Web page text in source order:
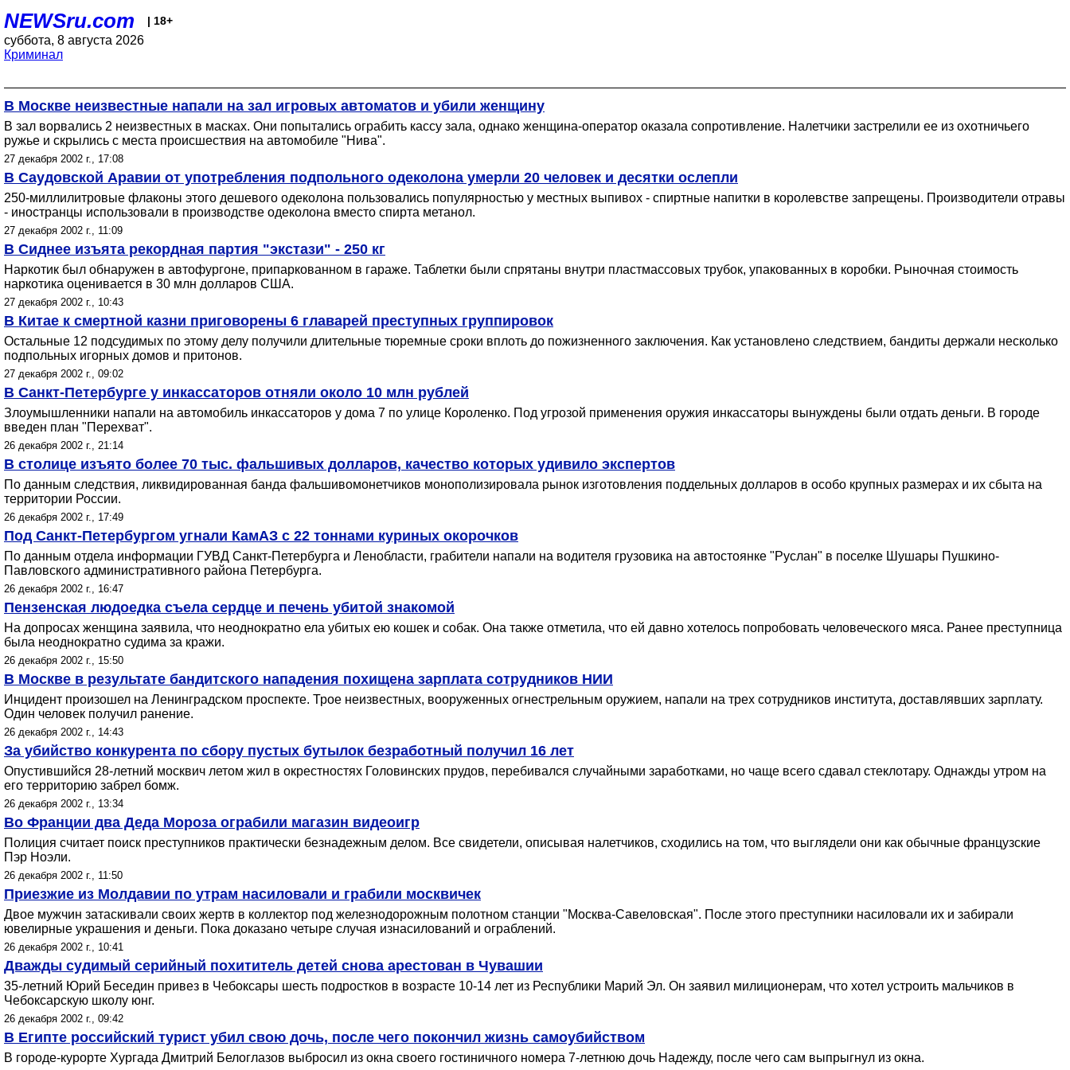
NEWSru.com | 18+
суббота, 8 августа 2026
Криминал
В Москве неизвестные напали на зал игровых автоматов и убили женщину
В зал ворвались 2 неизвестных в масках. Они попытались ограбить кассу зала, однако женщина-оператор оказала сопротивление. Налетчики застрелили ее из охотничьего
ружье и скрылись с места происшествия на автомобиле "Нива".
27 декабря 2002 г., 17:08
В Саудовской Аравии от употребления подпольного одеколона умерли 20 человек и десятки ослепли
250-миллилитровые флаконы этого дешевого одеколона пользовались популярностью у местных выпивох - спиртные напитки в королевстве запрещены. Производители отравы
- иностранцы использовали в производстве одеколона вместо спирта метанол.
27 декабря 2002 г., 11:09
В Сиднее изъята рекордная партия "экстази" - 250 кг
Наркотик был обнаружен в автофургоне, припаркованном в гараже. Таблетки были спрятаны внутри пластмассовых трубок, упакованных в коробки. Рыночная стоимость
наркотика оценивается в 30 млн долларов США.
27 декабря 2002 г., 10:43
В Китае к смертной казни приговорены 6 главарей преступных группировок
Остальные 12 подсудимых по этому делу получили длительные тюремные сроки вплоть до пожизненного заключения. Как установлено следствием, бандиты держали несколько
подпольных игорных домов и притонов.
27 декабря 2002 г., 09:02
В Санкт-Петербурге у инкассаторов отняли около 10 млн рублей
Злоумышленники напали на автомобиль инкассаторов у дома 7 по улице Короленко. Под угрозой применения оружия инкассаторы вынуждены были отдать деньги. В городе
введен план "Перехват".
26 декабря 2002 г., 21:14
В столице изъято более 70 тыс. фальшивых долларов, качество которых удивило экспертов
По данным следствия, ликвидированная банда фальшивомонетчиков монополизировала рынок изготовления поддельных долларов в особо крупных размерах и их сбыта на
территории России.
26 декабря 2002 г., 17:49
Под Санкт-Петербургом угнали КамАЗ c 22 тоннами куриных окорочков
По данным отдела информации ГУВД Санкт-Петербурга и Ленобласти, грабители напали на водителя грузовика на автостоянке "Руслан" в поселке Шушары Пушкино-
Павловского административного района Петербурга.
26 декабря 2002 г., 16:47
Пензенская людоедка съела сердце и печень убитой знакомой
На допросах женщина заявила, что неоднократно ела убитых ею кошек и собак. Она также отметила, что ей давно хотелось попробовать человеческого мяса. Ранее преступница
была неоднократно судима за кражи.
26 декабря 2002 г., 15:50
В Москве в результате бандитского нападения похищена зарплата сотрудников НИИ
Инцидент произошел на Ленинградском проспекте. Трое неизвестных, вооруженных огнестрельным оружием, напали на трех сотрудников института, доставлявших зарплату.
Один человек получил ранение.
26 декабря 2002 г., 14:43
За убийство конкурента по сбору пустых бутылок безработный получил 16 лет
Опустившийся 28-летний москвич летом жил в окрестностях Головинских прудов, перебивался случайными заработками, но чаще всего сдавал стеклотару. Однажды утром на
его территорию забрел бомж.
26 декабря 2002 г., 13:34
Во Франции два Деда Мороза ограбили магазин видеоигр
Полиция считает поиск преступников практически безнадежным делом. Все свидетели, описывая налетчиков, сходились на том, что выглядели они как обычные французские
Пэр Ноэли.
26 декабря 2002 г., 11:50
Приезжие из Молдавии по утрам насиловали и грабили москвичек
Двое мужчин затаскивали своих жертв в коллектор под железнодорожным полотном станции "Москва-Савеловская". После этого преступники насиловали их и забирали
ювелирные украшения и деньги. Пока доказано четыре случая изнасилований и ограблений.
26 декабря 2002 г., 10:41
Дважды судимый серийный похититель детей снова арестован в Чувашии
35-летний Юрий Беседин привез в Чебоксары шесть подростков в возрасте 10-14 лет из Республики Марий Эл. Он заявил милиционерам, что хотел устроить мальчиков в
Чебоксарскую школу юнг.
26 декабря 2002 г., 09:42
В Египте российский турист убил свою дочь, после чего покончил жизнь самоубийством
В городе-курорте Хургада Дмитрий Белоглазов выбросил из окна своего гостиничного номера 7-летнюю дочь Надежду, после чего сам выпрыгнул из окна.